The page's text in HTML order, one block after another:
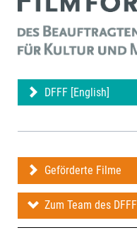
DFFF [English]
Geförderte Filme
Zum Team des DFFF